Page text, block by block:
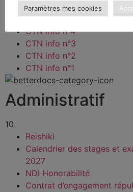
CTN info n°6
CTN info n°5
CTN info n°4
CTN info n°3
CTN info n°2
CTN info n°1
Administratif
10
Reishiki
Calendrier des stages et
2027
NDI Honorabilité
Contrat d’engagement
Paramètres mes cookies